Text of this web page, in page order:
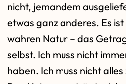
nicht, jemandem
etwas ganz anderes. Es
wahren Natur – das
selbst. Ich muss nicht
haben. Ich muss nicht